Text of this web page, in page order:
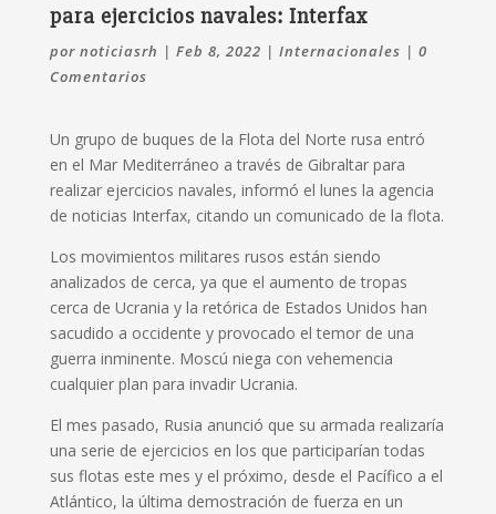
para ejercicios navales: Interfax
por noticiasrh | Feb 8, 2022 | Internacionales | 0
Comentarios
Un grupo de buques de la Flota del Norte rusa entró
en el Mar Mediterráneo a través de Gibraltar para
realizar ejercicios navales, informó el lunes la agencia
de noticias Interfax, citando un comunicado de la flota.
Los movimientos militares rusos están siendo
analizados de cerca, ya que el aumento de tropas
cerca de Ucrania y la retórica de Estados Unidos han
sacudido a occidente y provocado el temor de una
guerra inminente. Moscú niega con vehemencia
cualquier plan para invadir Ucrania.
El mes pasado, Rusia anunció que su armada realizaría
una serie de ejercicios en los que participarían todas
sus flotas este mes y el próximo, desde el Pacífico a el
Atlántico, la última demostración de fuerza en un